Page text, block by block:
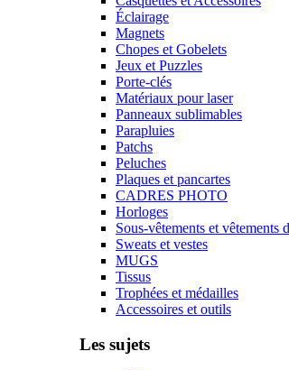
Éclairage
Magnets
Chopes et Gobelets
Jeux et Puzzles
Porte-clés
Matériaux pour laser
Panneaux sublimables
Parapluies
Patchs
Peluches
Plaques et pancartes
CADRES PHOTO
Horloges
Sous-vêtements et vêtements
Sweats et vestes
MUGS
Tissus
Trophées et médailles
Accessoires et outils
Les sujets